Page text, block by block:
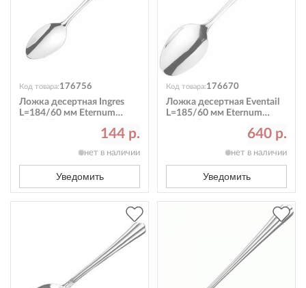
Код товара:176756
Ложка десертная Ingres
L=184/60 мм Eternum
144 р.
нет в наличии
Уведомить
Код товара:176670
Ложка десертная Eventail
L=185/60 мм Eternum
640 р.
нет в наличии
Уведомить